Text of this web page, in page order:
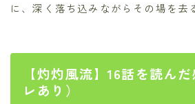
に、深く落ち込みながらその場を去
【灼灼風流】16話を読ん
レあり）